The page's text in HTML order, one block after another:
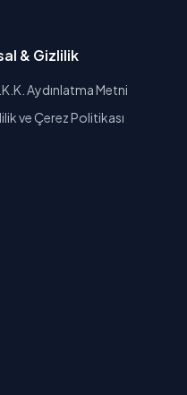
& Gizlilik
Aydınlatma Metni
ve Çerez Politikası